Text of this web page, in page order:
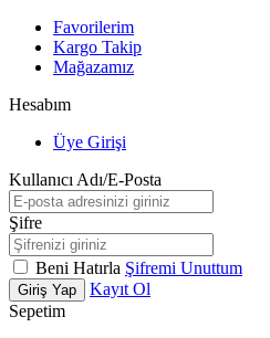
Favorilerim
Kargo Takip
Mağazamız
Hesabım
Üye Girişi
Kullanıcı Adı/E-Posta
Şifre
Beni Hatırla Şifremi Unuttum
Giriş Yap
Kayıt Ol
Sepetim